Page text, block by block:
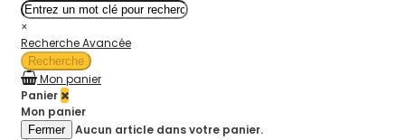
×
Recherche Avancée
Recherche
Mon panier
Panier
Mon panier
Fermer
Aucun article dans votre panier.